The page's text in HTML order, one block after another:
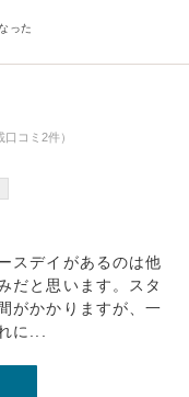
った
コミ2件）
スデイがあるのは他
だと思います。スタ
がかかりますが、一
に...